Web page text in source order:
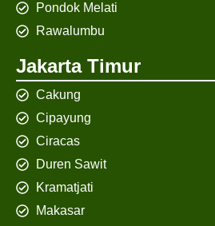
Pondok Melati
Rawalumbu
Jakarta Timur
Cakung
Cipayung
Ciracas
Duren Sawit
Kramatjati
Makasar